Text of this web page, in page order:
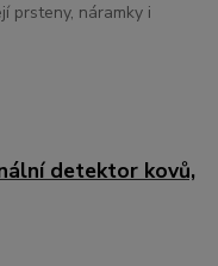
prsteny, náramky i
detektor kovů,